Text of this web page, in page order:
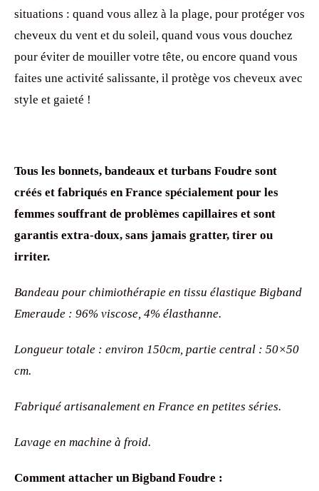
situations : quand vous allez à la plage, pour protéger vos
cheveux du vent et du soleil, quand vous vous douchez
pour éviter de mouiller votre tête, ou encore quand vous
faites une activité salissante, il protège vos cheveux avec
style et gaieté !
Tous les bonnets, bandeaux et turbans Foudre sont
créés et fabriqués en France spécialement pour les
femmes souffrant de problèmes capillaires et sont
garantis extra-doux, sans jamais gratter, tirer ou
irriter.
Bandeau pour chimiothérapie en tissu élastique Bigband
Emeraude : 96% viscose, 4% élasthanne.
Longueur totale : environ 150cm, partie central : 50×50
cm.
Fabriqué artisanalement en France en petites séries.
Lavage en machine à froid.
Comment attacher un Bigband Foudre :